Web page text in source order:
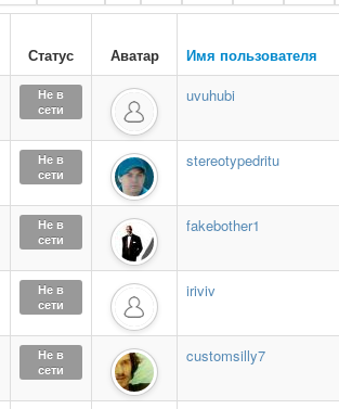
Статус Аватар Имя пользователя
Не в
сети
uvuhubi
Не в
сети
stereotypedritu
Не в
сети
fakebother1
Не в
сети
iriviv
Не в
сети
customsilly7